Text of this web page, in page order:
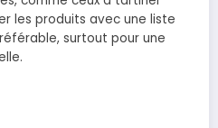
les produits avec une liste
surtout pour une